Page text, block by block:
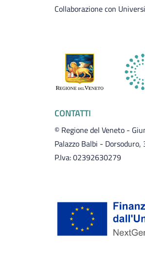
Collaborazione con
CONTATTI
© Regione del Veneto -
Palazzo Balbi -
P.Iva: 02392630279